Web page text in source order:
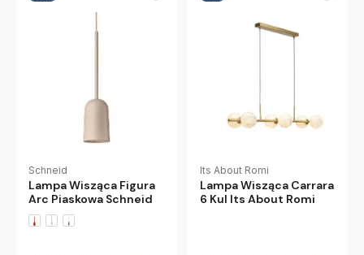
Schneid
Lampa Wisząca Figura
Arc Piaskowa Schneid
Its About Romi
Lampa Wisząca Carrara
6 Kul Its About Romi